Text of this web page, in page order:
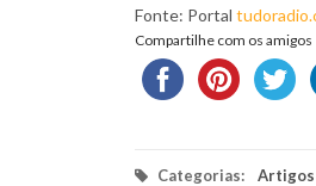
Fonte: Portal
Compartilhe com os amigos
Categorias: Artigos